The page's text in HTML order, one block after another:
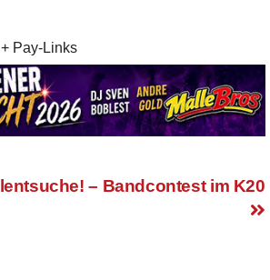
Pay-Links
– Bandcontest im K20